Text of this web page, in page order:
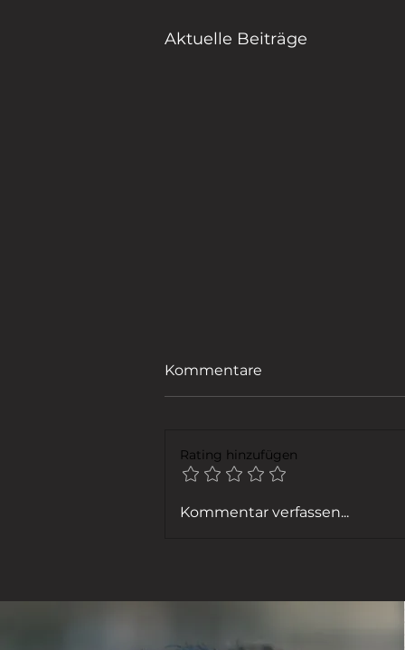
Aktuelle Beiträge
FENSTER PUTZEN
Kommentare
Rating hinzufügen
Kommentar verfassen...